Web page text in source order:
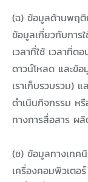
(ฉ) ข้อมูลด้านพฤ
ข้อมูลเกี่ยวกับกา
เวลาที่ใช้ เวลาที่
ดาวน์โหลด และข้
เราเก็บรวบรวม)
ดำเนินกิจกรรม ห
ทางการสื่อสาร ผ
(ช) ข้อมูลทางเทค
เครื่องคอมพิวเตอ